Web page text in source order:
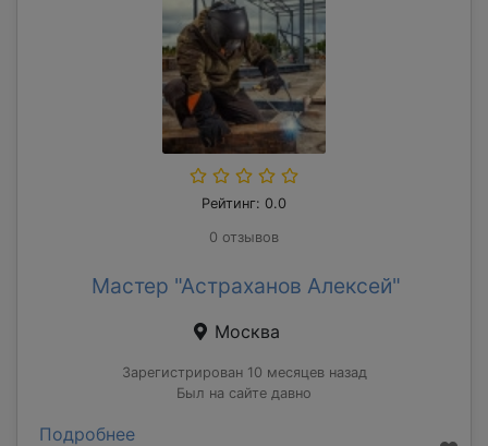
Рейтинг: 0.0
0 отзывов
Мастер "Астраханов Алексей"
Москва
Зарегистрирован 10 месяцев назад
Был на сайте давно
Подробнее